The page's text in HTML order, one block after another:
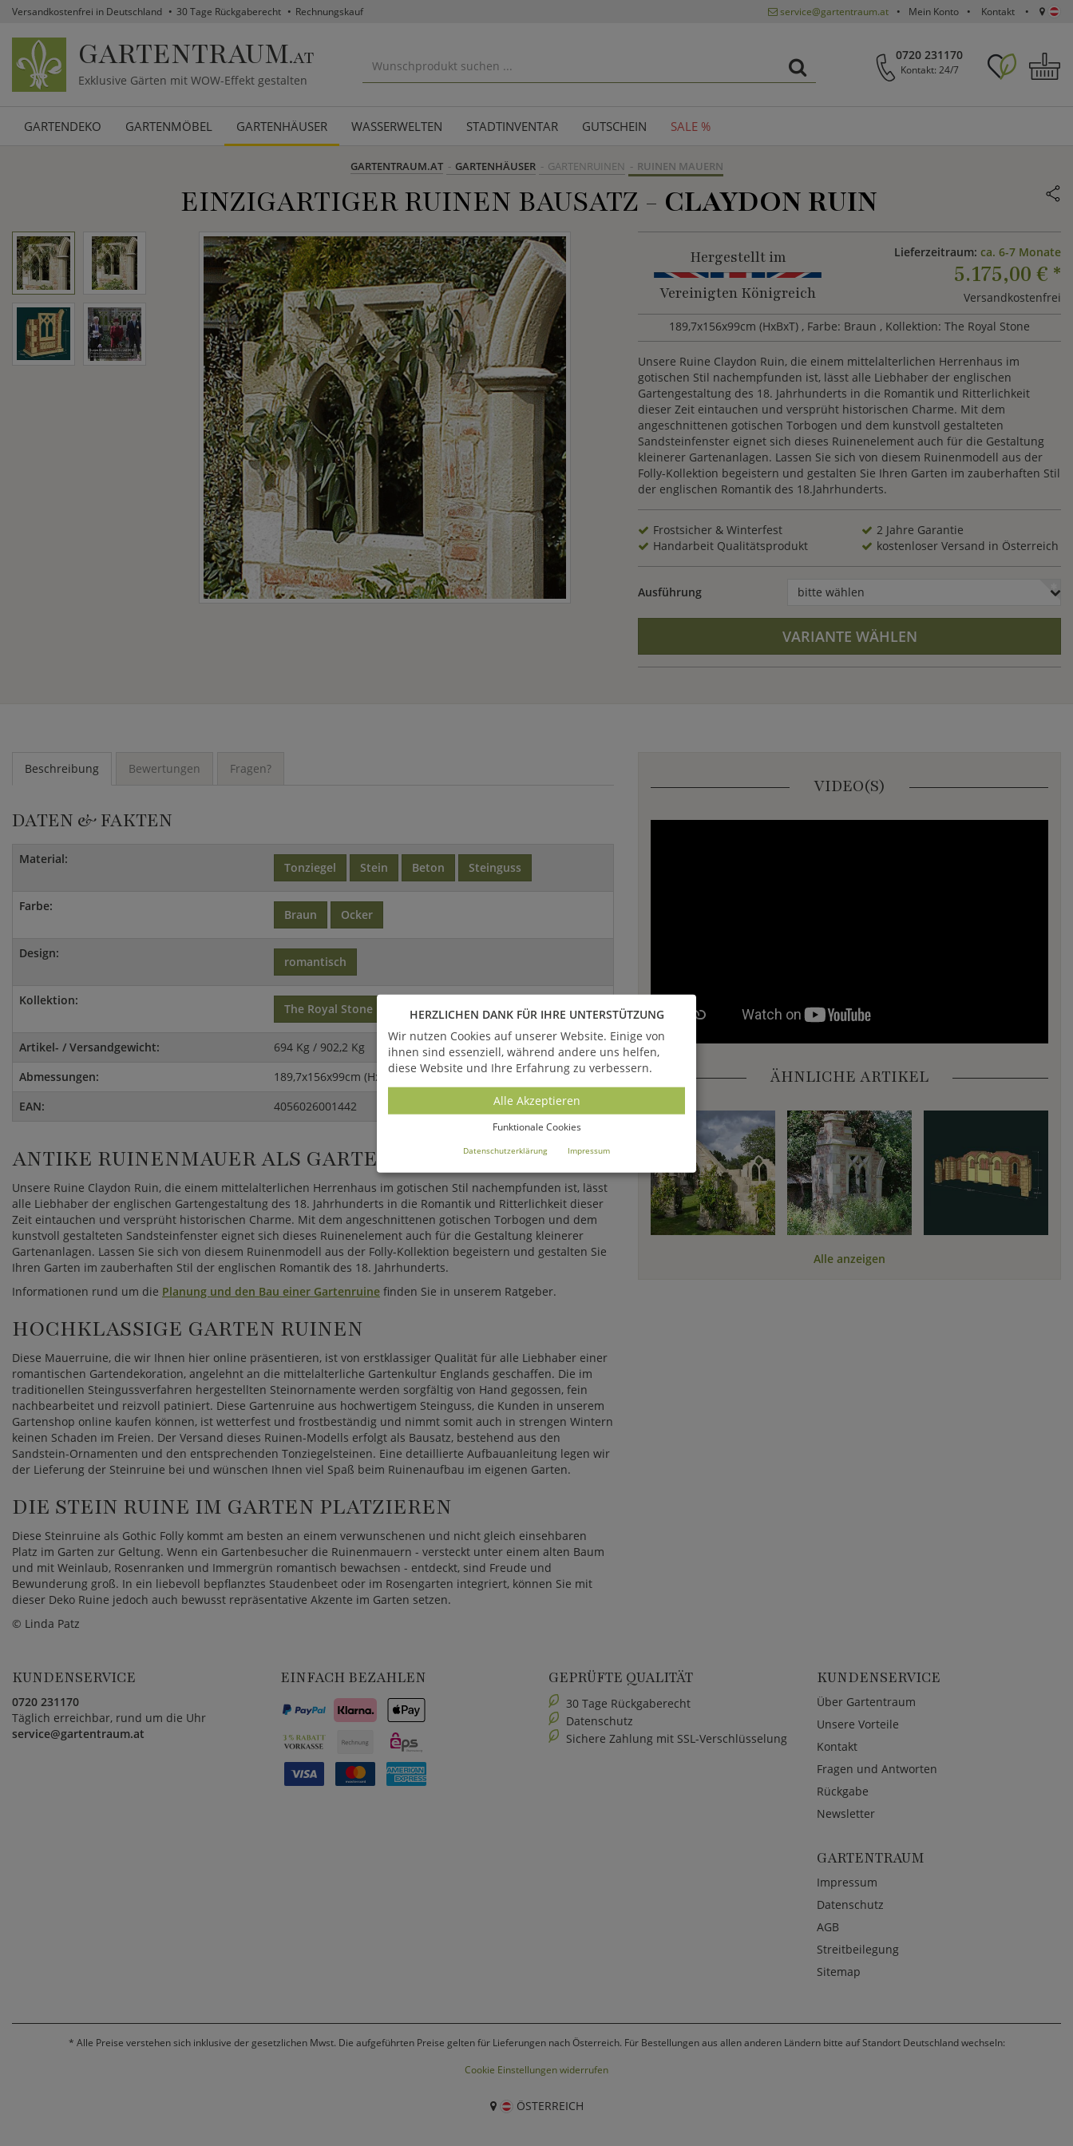
Versandkostenfrei in Deutschland 30 Tage Rückgaberecht Rechnungskauf service@gartentraum.at Mein Konto Kontakt
GARTENTRAUM.AT
Exklusive Gärten mit WOW-Effekt gestalten
0720 231170
Kontakt: 24/7
GARTENDEKO GARTENMÖBEL GARTENHÄUSER WASSERWELTEN STADTINVENTAR GUTSCHEIN SALE %
GARTENTRAUM.AT GARTENHÄUSER GARTENRUINEN RUINEN MAUERN
EINZIGARTIGER RUINEN BAUSATZ - CLAYDON RUIN
Hergestellt im
Vereinigten Königreich
Lieferzeitraum: ca. 6-7 Monate
5.175,00 € *
Versandkostenfrei
189,7x156x99cm (HxBxT) , Farbe: Braun , Kollektion: The Royal Stone
Unsere Ruine Claydon Ruin, die einem mittelalterlichen Herrenhaus im
gotischen Stil nachempfunden ist, lässt alle Liebhaber der englischen
Gartengestaltung des 18. Jahrhunderts in die Romantik und Ritterlichkeit
dieser Zeit eintauchen und versprüht historischen Charme. Mit dem
angeschnittenen gotischen Torbogen und dem kunstvoll gestalteten
Sandsteinfenster eignet sich dieses Ruinenelement auch für die Gestaltung
kleinerer Gartenanlagen. Lassen Sie sich von diesem Ruinenmodell aus der
Folly-Kollektion begeistern und gestalten Sie Ihren Garten im zauberhaften Stil
der englischen Romantik des 18.Jahrhunderts.
Frostsicher & Winterfest
2 Jahre Garantie
Handarbeit Qualitätsprodukt
kostenloser Versand in Österreich
Ausführung bitte wählen
VARIANTE WÄHLEN
Beschreibung Bewertungen Fragen?
DATEN & FAKTEN
Material:
Tonziegel Stein Beton Steinguss
Farbe:
Braun Ocker
Design:
romantisch
Kollektion:
The Royal Stone
Artikel- / Versandgewicht:
694 Kg / 902,2 Kg
Abmessungen:
189,7x156x99cm (HxBxT)
EAN:
4056026001442
ANTIKE RUINENMAUER ALS GARTENDEKO
Unsere Ruine Claydon Ruin, die einem mittelalterlichen Herrenhaus im gotischen Stil nachempfunden ist, lässt
alle Liebhaber der englischen Gartengestaltung des 18. Jahrhunderts in die Romantik und Ritterlichkeit dieser
Zeit eintauchen und versprüht historischen Charme. Mit dem angeschnittenen gotischen Torbogen und dem
kunstvoll gestalteten Sandsteinfenster eignet sich dieses Ruinenelement auch für die Gestaltung kleinerer
Gartenanlagen. Lassen Sie sich von diesem Ruinenmodell aus der Folly-Kollektion begeistern und gestalten Sie
Ihren Garten im zauberhaften Stil der englischen Romantik des 18. Jahrhunderts.
Informationen rund um die Planung und den Bau einer Gartenruine finden Sie in unserem Ratgeber.
HOCHKLASSIGE GARTEN RUINEN
Diese Mauerruine, die wir Ihnen hier online präsentieren, ist von erstklassiger Qualität für alle Liebhaber einer
romantischen Gartendekoration, angelehnt an die mittelalterliche Gartenkultur Englands geschaffen. Die im
traditionellen Steingussverfahren hergestellten Steinornamente werden sorgfältig von Hand gegossen, fein
nachbearbeitet und reizvoll patiniert. Diese Gartenruine aus hochwertigem Steinguss, die Kunden in unserem
Gartenshop online kaufen können, ist wetterfest und frostbeständig und nimmt somit auch in strengen Wintern
keinen Schaden im Freien. Der Versand dieses Ruinen-Modells erfolgt als Bausatz, bestehend aus den
Sandstein-Ornamenten und den entsprechenden Tonziegelsteinen. Eine detaillierte Aufbauanleitung legen wir
der Lieferung der Steinruine bei und wünschen Ihnen viel Spaß beim Ruinenaufbau im eigenen Garten.
DIE STEIN RUINE IM GARTEN PLATZIEREN
Diese Steinruine als Gothic Folly kommt am besten an einem verwunschenen und nicht gleich einsehbaren
Platz im Garten zur Geltung. Wenn ein Gartenbesucher die Ruinenmauern - versteckt unter einem alten Baum
und mit Weinlaub, Rosenranken und Immergrün romantisch bewachsen - entdeckt, sind Freude und
Bewunderung groß. In ein liebevoll bepflanztes Staudenbeet oder im Rosengarten integriert, können Sie mit
dieser Deko Ruine jedoch auch bewusst repräsentative Akzente im Garten setzen.
© Linda Patz
VIDEO(S)
ÄHNLICHE ARTIKEL
Alle anzeigen
KUNDENSERVICE
0720 231170
Täglich erreichbar, rund um die Uhr
service@gartentraum.at
EINFACH BEZAHLEN GEPRÜFTE QUALITÄT
30 Tage Rückgaberecht
Datenschutz
Sichere Zahlung mit SSL-Verschlüsselung
KUNDENSERVICE
Über Gartentraum
Unsere Vorteile
Kontakt
Fragen und Antworten
Rückgabe
Newsletter
GARTENTRAUM
Impressum
Datenschutz
AGB
Streitbeilegung
Sitemap
* Alle Preise verstehen sich inklusive der gesetzlichen Mwst. Die aufgeführten Preise gelten für Lieferungen nach Österreich. Für Bestellungen aus allen anderen Ländern bitte auf Standort Deutschland wechseln:
Cookie Einstellungen widerrufen
ÖSTERREICH
HERZLICHEN DANK FÜR IHRE UNTERSTÜTZUNG
Wir nutzen Cookies auf unserer Website. Einige von
ihnen sind essenziell, während andere uns helfen,
diese Website und Ihre Erfahrung zu verbessern.
Alle Akzeptieren
Funktionale Cookies
Datenschutzerklärung Impressum